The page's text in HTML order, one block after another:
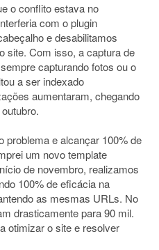
o conflito estava no
com o plugin
e desabilitamos
site. Com isso, a captura de
capturando fotos ou o
a ser indexado
aumentaram, chegando
problema e alcançar 100% de
um novo template
de novembro, realizamos
100% de eficácia na
as mesmas URLs. No
drasticamente para 90 mil.
otimizar o site e resolver